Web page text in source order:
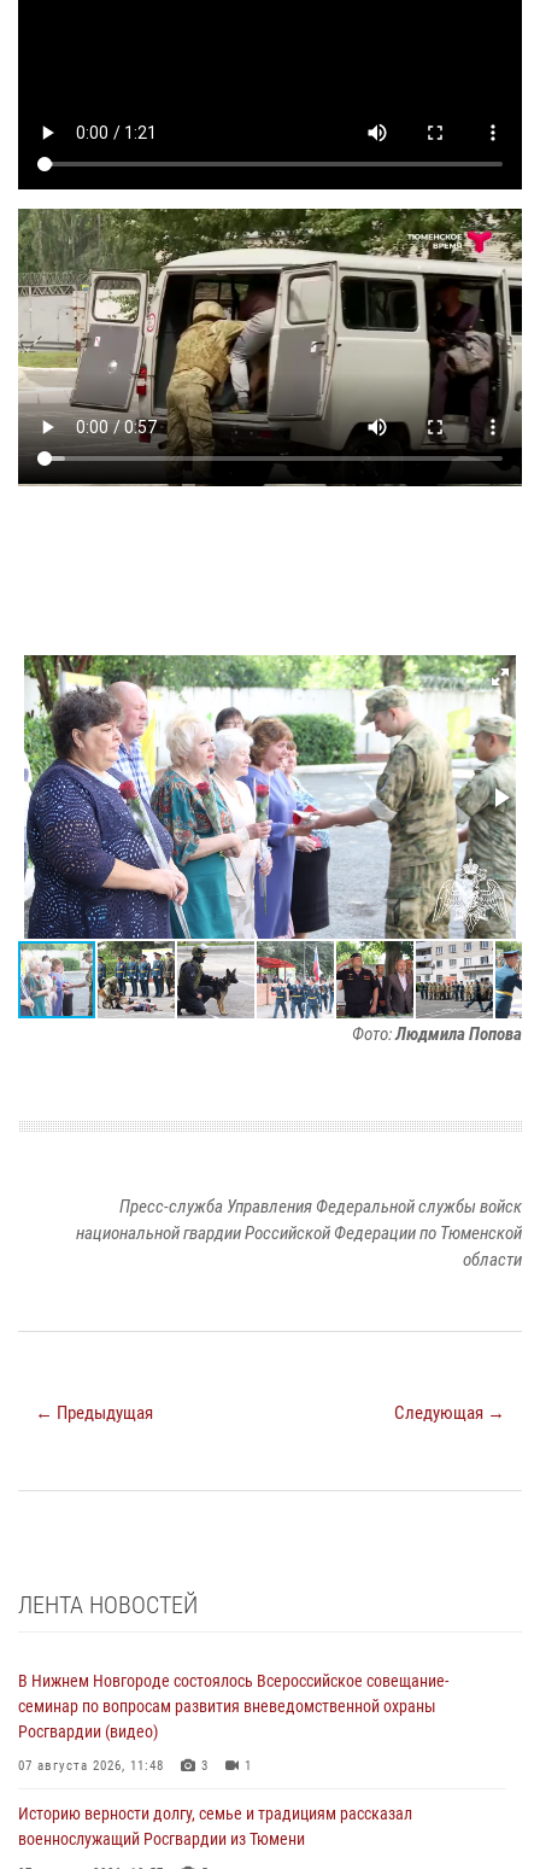
Фото:Людмила Попова
Пресс-служба Управления Федеральной службы войск
национальной гвардии Российской Федерации по Тюменской
области
← Предыдущая Следующая →
ЛЕНТА НОВОСТЕЙ
В Нижнем Новгороде состоялось Всероссийское совещание-
семинар по вопросам развития вневедомственной охраны
Росгвардии (видео)
07 августа 2026, 11:48 3 1
Историю верности долгу, семье и традициям рассказал
военнослужащий Росгвардии из Тюмени